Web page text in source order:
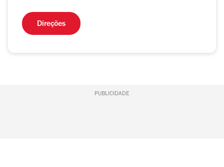
Direções
PUBLICIDADE